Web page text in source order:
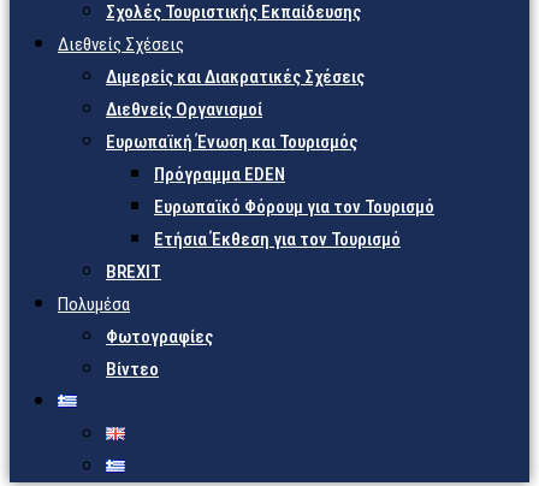
Σχολές Τουριστικής Εκπαίδευσης
Διεθνείς Σχέσεις
Διμερείς και Διακρατικές Σχέσεις
Διεθνείς Οργανισμοί
Ευρωπαϊκή Ένωση και Τουρισμός
Πρόγραμμα EDEN
Ευρωπαϊκό Φόρουμ για τον Τουρισμό
Ετήσια Έκθεση για τον Τουρισμό
BREXIT
Πολυμέσα
Φωτογραφίες
Βίντεο